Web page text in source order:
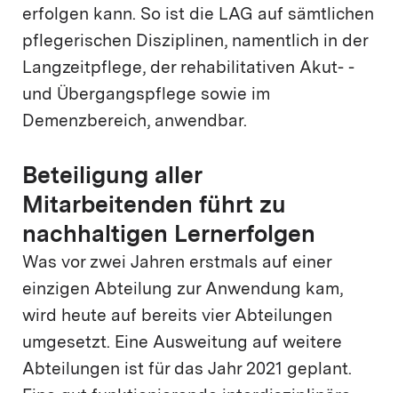
erfolgen kann. So ist die LAG auf sämtlichen
pflegerischen Disziplinen, namentlich in der
Langzeitpflege, der rehabilitativen Akut- ­
und Übergangspflege sowie im
Demenzbereich, anwendbar.
Beteiligung aller
Mitarbeitenden führt zu
nachhaltigen Lernerfolgen
Was vor zwei Jahren erstmals auf einer
einzigen Abteilung zur Anwendung kam,
wird heute auf bereits vier Abteilungen
umgesetzt. Eine Ausweitung auf weitere
Abteilungen ist für das Jahr 2021 geplant.